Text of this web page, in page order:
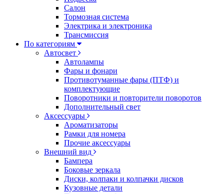
Салон
Тормозная система
Электрика и электроника
Трансмиссия
По категориям
Автосвет
Автолампы
Фары и фонари
Противотуманные фары (ПТФ) и
комплектующие
Поворотники и повторители поворотов
Дополнительный свет
Аксессуары
Ароматизаторы
Рамки для номера
Прочие аксессуары
Внешний вид
Бампера
Боковые зеркала
Диски, колпаки и колпачки дисков
Кузовные детали